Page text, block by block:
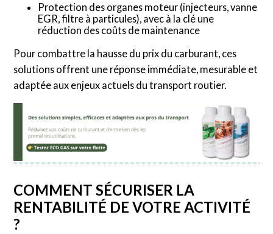
Protection des organes moteur (injecteurs, vanne
EGR, filtre à particules), avec à la clé une
réduction des coûts de maintenance
Pour combattre la hausse du prix du carburant, ces
solutions offrent une réponse immédiate, mesurable et
adaptée aux enjeux actuels du transport routier.
COMMENT SÉCURISER LA
RENTABILITÉ DE VOTRE ACTIVITÉ
?